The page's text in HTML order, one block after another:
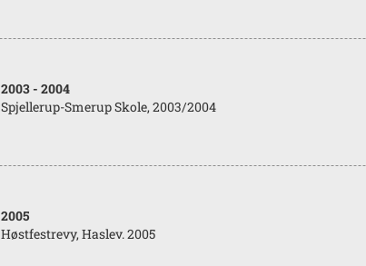
2003 - 2004
Spjellerup-Smerup Skole, 2003/2004
2005
Høstfestrevy, Haslev. 2005